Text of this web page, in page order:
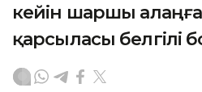
кейін шаршы
қарсыласы белгілі